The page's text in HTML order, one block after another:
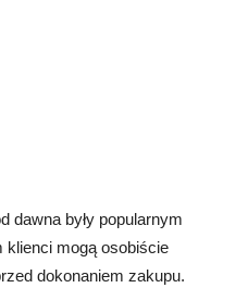
dawna były popularnym
klienci mogą osobiście
dokonaniem zakupu.